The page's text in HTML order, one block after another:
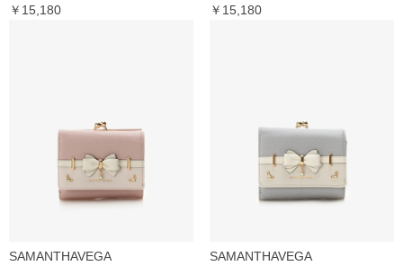
￥15,180
￥15,180
SAMANTHAVEGA
SAMANTHAVEGA